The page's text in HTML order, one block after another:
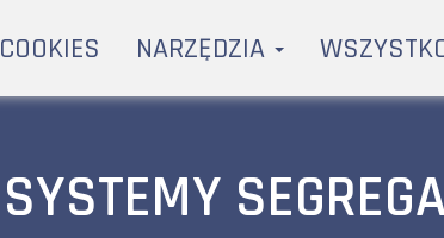
COOKIES NARZĘDZIA
SYSTEMY